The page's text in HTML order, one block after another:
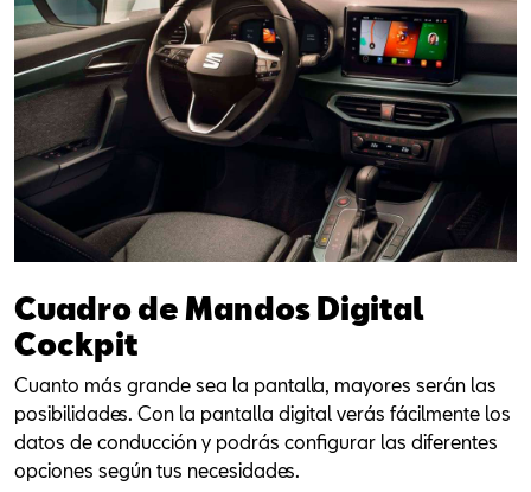
Cuadro de Mandos Digital
Cockpit
Cuanto más grande sea la pantalla, mayores serán las
posibilidades. Con la pantalla digital verás fácilmente los
datos de conducción y podrás configurar las diferentes
opciones según tus necesidades.